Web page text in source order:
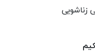
زناشویی